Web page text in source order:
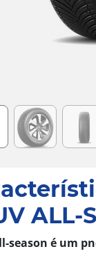
ALL-
season é um